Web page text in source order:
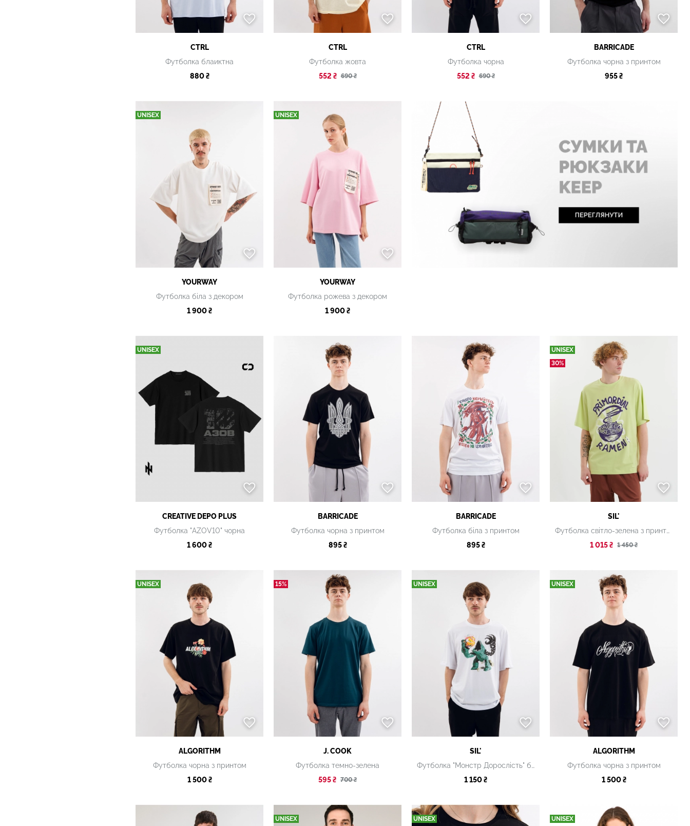
CTRL
Футболка блаиктна
880 ₴
CTRL
Футболка жовта
552 ₴ 690 ₴
CTRL
Футболка чорна
552 ₴ 690 ₴
BARRICADE
Футболка чорна з принтом
955 ₴
UNISEX
YOURWAY
Футболка біла з декором
1 900 ₴
UNISEX
YOURWAY
Футболка рожева з декором
1 900 ₴
UNISEX
CREATIVE DEPO PLUS
Футболка "AZOV10" чорна
1 600 ₴
BARRICADE
Футболка чорна з принтом
895 ₴
BARRICADE
Футболка біла з принтом
895 ₴
UNISEX
30%
SIL'
Футболка світло-зелена з принтом
1 015 ₴ 1 450 ₴
UNISEX
ALGORITHM
Футболка чорна з принтом
1 500 ₴
15%
J. COOK
Футболка темно-зелена
595 ₴ 700 ₴
UNISEX
SIL'
Футболка "Монстр Дорослість" біла
1 150 ₴
UNISEX
ALGORITHM
Футболка чорна з принтом
1 500 ₴
UNISEX UNISEX UNISEX